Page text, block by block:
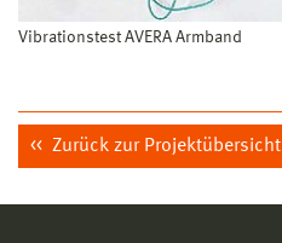
Vibrationstest AVERA Armband
Zurück zur Projektübersicht